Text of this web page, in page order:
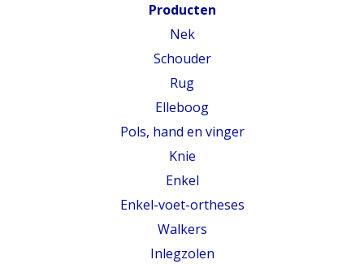
Producten
Nek
Schouder
Rug
Elleboog
Pols, hand en vinger
Knie
Enkel
Enkel-voet-ortheses
Walkers
Inlegzolen